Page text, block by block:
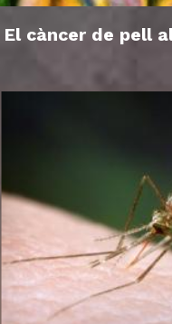
El càncer de pell